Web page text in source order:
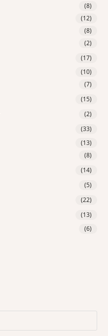
(8)
(12)
(8)
(2)
(17)
(10)
(7)
(15)
(2)
(33)
(13)
(8)
(14)
(5)
(22)
(13)
(6)